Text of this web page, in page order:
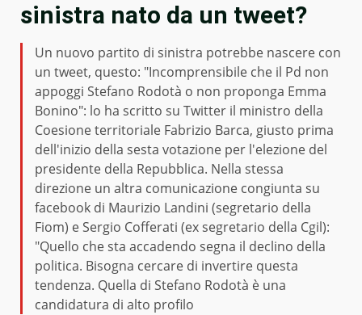
sinistra nato da un tweet?
Un nuovo partito di sinistra potrebbe nascere con
un tweet, questo: "Incomprensibile che il Pd non
appoggi Stefano Rodotà o non proponga Emma
Bonino": lo ha scritto su Twitter il ministro della
Coesione territoriale Fabrizio Barca, giusto prima
dell'inizio della sesta votazione per l'elezione del
presidente della Repubblica. Nella stessa
direzione un altra comunicazione congiunta su
facebook di Maurizio Landini (segretario della
Fiom) e Sergio Cofferati (ex segretario della Cgil):
"Quello che sta accadendo segna il declino della
politica. Bisogna cercare di invertire questa
tendenza. Quella di Stefano Rodotà è una
candidatura di alto profilo